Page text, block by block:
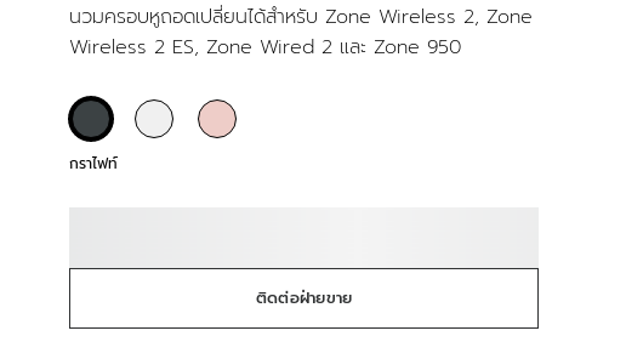
นวมครอบหูถอดเปลี่ยนได้สำหรับ Zone Wireless 2, Zone
Wireless 2 ES, Zone Wired 2 และ Zone 950
กราไฟท์
ติดต่อฝ่ายขาย